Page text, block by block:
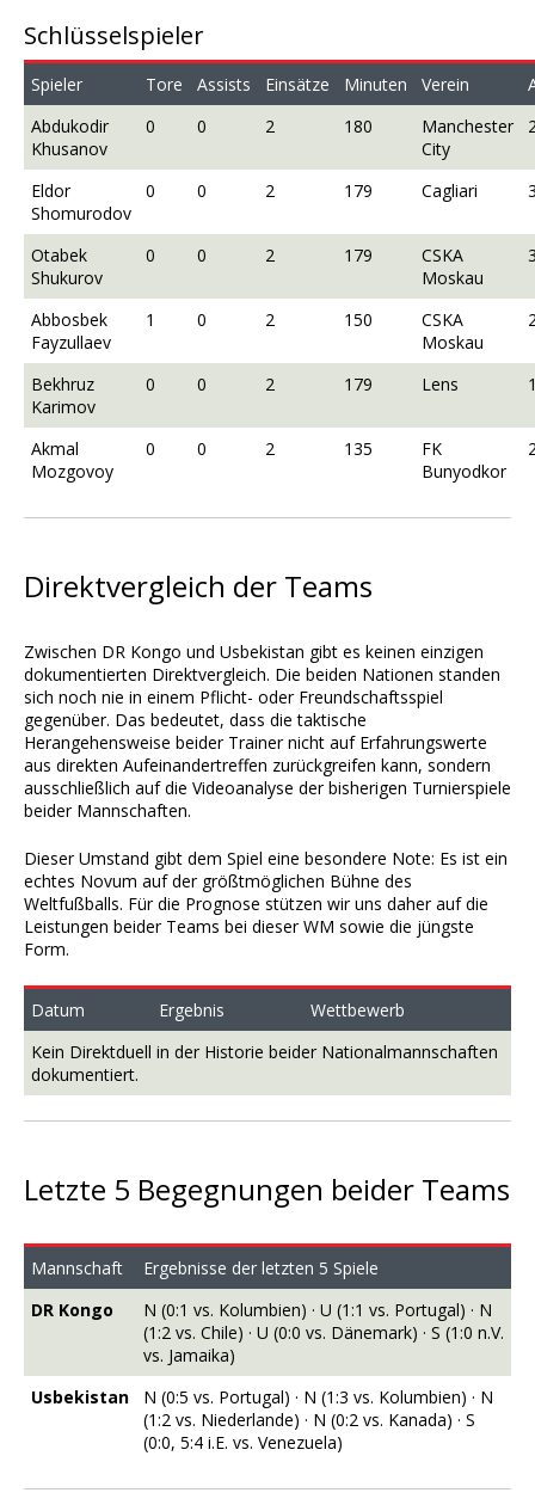
Schlüsselspieler
Spieler Tore Assists Einsätze Minuten Verein
Abdukodir
Khusanov
0 0 2 180
Manchester
City
Eldor
Shomurodov
0 0 2 179 Cagliari
Otabek
Shukurov
0 0 2 179
CSKA
Moskau
Abbosbek
Fayzullaev
1 0 2 150
CSKA
Moskau
Bekhruz
Karimov
0 0 2 179 Lens
Akmal
Mozgovoy
0 0 2 135
FK
Bunyodkor
Direktvergleich der Teams
Zwischen DR Kongo und Usbekistan gibt es keinen einzigen
dokumentierten Direktvergleich. Die beiden Nationen standen
sich noch nie in einem Pflicht- oder Freundschaftsspiel
gegenüber. Das bedeutet, dass die taktische
Herangehensweise beider Trainer nicht auf Erfahrungswerte
aus direkten Aufeinandertreffen zurückgreifen kann, sondern
ausschließlich auf die Videoanalyse der bisherigen Turnierspiele
beider Mannschaften.
Dieser Umstand gibt dem Spiel eine besondere Note: Es ist ein
echtes Novum auf der größtmöglichen Bühne des
Weltfußballs. Für die Prognose stützen wir uns daher auf die
Leistungen beider Teams bei dieser WM sowie die jüngste
Form.
Datum Ergebnis
Wettbewerb
Kein Direktduell in der Historie beider Nationalmannschaften
dokumentiert.
Letzte 5 Begegnungen beider Teams
Mannschaft
Ergebnisse der letzten 5 Spiele
DR Kongo
N (0:1 vs. Kolumbien) · U (1:1 vs. Portugal) · N
(1:2 vs. Chile) · U (0:0 vs. Dänemark) · S (1:0 n.V.
vs. Jamaika)
Usbekistan
N (0:5 vs. Portugal) · N (1:3 vs. Kolumbien) · N
(1:2 vs. Niederlande) · N (0:2 vs. Kanada) · S
(0:0, 5:4 i.E. vs. Venezuela)